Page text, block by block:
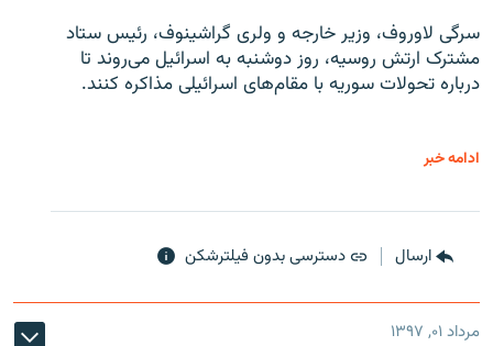
سرگی لاوروف، وزیر خارجه و ولری گراشینوف، رئیس ستاد
مشترک ارتش روسیه، روز دوشنبه به اسرائیل می‌روند تا
درباره تحولات سوریه با مقام‌های اسرائیلی مذاکره کنند.
ادامه خبر
ارسال دسترسی بدون فیلترشکن
مرداد ۰۱, ۱۳۹۷